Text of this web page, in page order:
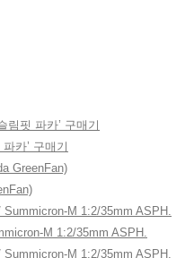
림핏 파카’ 구매기
카’ 구매기
GreenFan)
M 1:2/35mm ASPH.
M 1:2/35mm ASPH.
M 1:2/35mm ASPH.